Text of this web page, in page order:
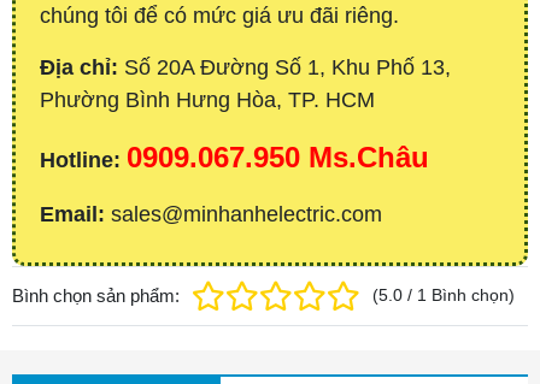
chúng tôi để có mức giá ưu đãi riêng.
Địa chỉ: Số 20A Đường Số 1, Khu Phố 13,
Phường Bình Hưng Hòa, TP. HCM
Hotline: 0909.067.950 Ms.Châu
Email: sales@minhanhelectric.com
Bình chọn sản phẩm: (5.0 / 1 Bình chọn)